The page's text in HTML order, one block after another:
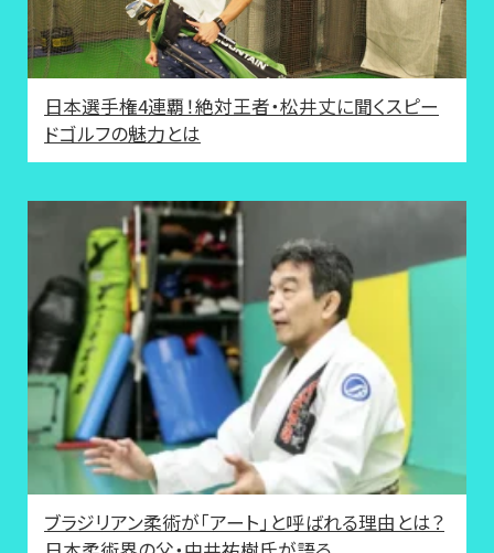
日本選手権4連覇！絶対王者・松井丈に聞くスピー
ドゴルフの魅力とは
ブラジリアン柔術が「アート」と呼ばれる理由とは？